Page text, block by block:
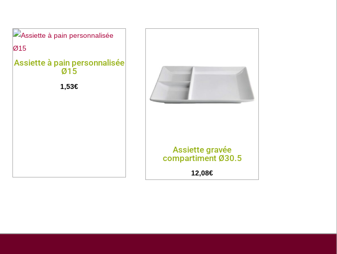
Assiette à pain personnalisée
Ø15
1,53€
Assiette gravée
compartiment Ø30.5
12,08€